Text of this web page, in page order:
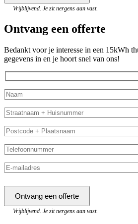
Vrijblijvend. Je zit nergens aan vast.
Ontvang een offerte
Bedankt voor je interesse in een 15kWh
gegevens in en je hoort snel van ons!
Vrijblijvend. Je zit nergens aan vast.